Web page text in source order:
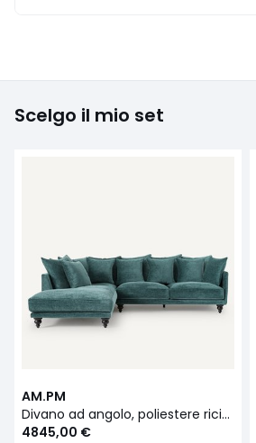
Scelgo il mio set
AM.PM
Divano ad angolo, poliestere riciclato, Lazare
4845,00 €